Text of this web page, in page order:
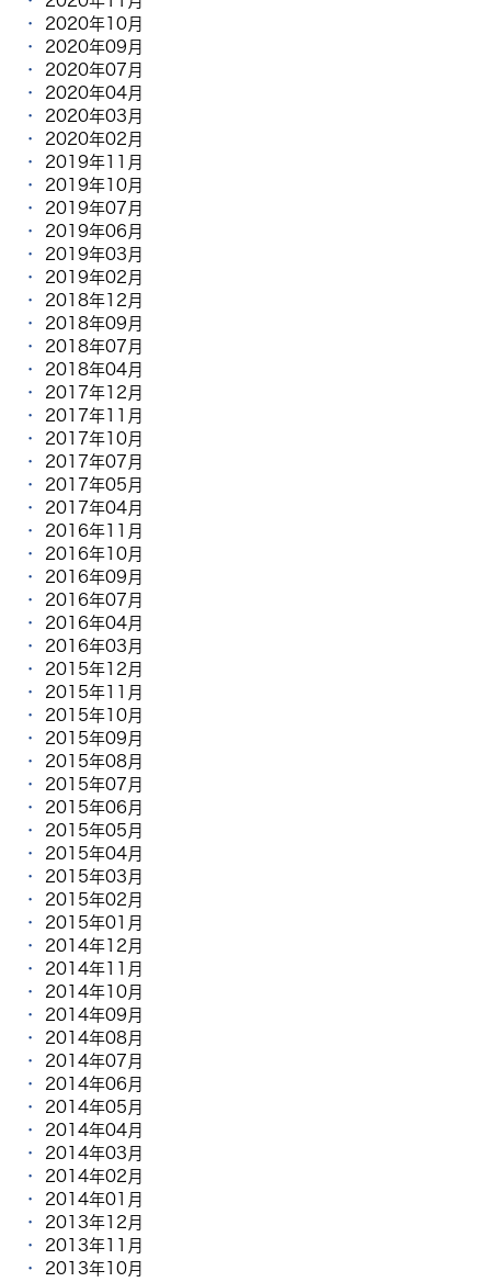
2020年10月
2020年09月
2020年07月
2020年04月
2020年03月
2020年02月
2019年11月
2019年10月
2019年07月
2019年06月
2019年03月
2019年02月
2018年12月
2018年09月
2018年07月
2018年04月
2017年12月
2017年11月
2017年10月
2017年07月
2017年05月
2017年04月
2016年11月
2016年10月
2016年09月
2016年07月
2016年04月
2016年03月
2015年12月
2015年11月
2015年10月
2015年09月
2015年08月
2015年07月
2015年06月
2015年05月
2015年04月
2015年03月
2015年02月
2015年01月
2014年12月
2014年11月
2014年10月
2014年09月
2014年08月
2014年07月
2014年06月
2014年05月
2014年04月
2014年03月
2014年02月
2014年01月
2013年12月
2013年11月
2013年10月